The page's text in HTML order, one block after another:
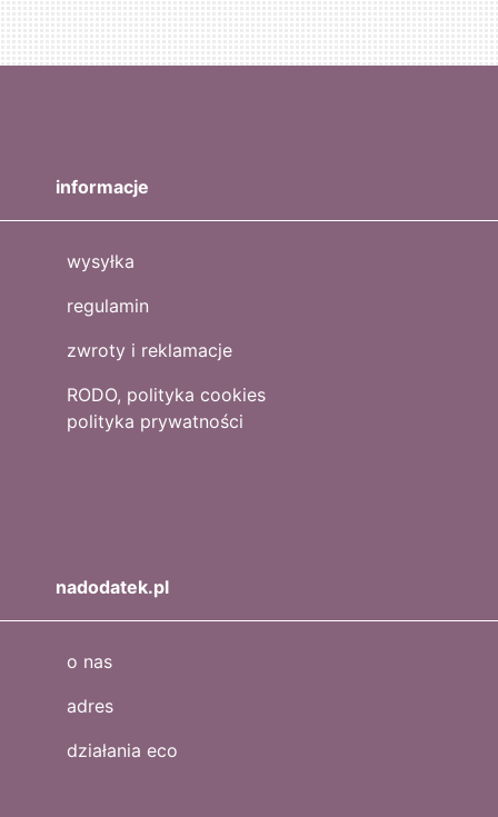
informacje
wysyłka
regulamin
zwroty i reklamacje
RODO, polityka cookies
polityka prywatności
nadodatek.pl
o nas
adres
działania eco